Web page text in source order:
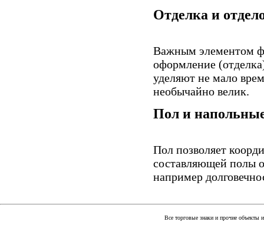
Отделка и
Важным элементом
оформление
уделяют не мало
необычайно велик.
Пол и
Пол позволяет
составляющей полы
например
Все торговые знаки и прочие объекты